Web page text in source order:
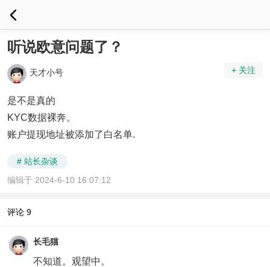
听说欧意问题了？
天才小号 + 关注
是不是真的
KYC数据裸奔。
账户提现地址被添加了白名单.
# 站长杂谈
编辑于 2024-6-10 16:07:12
评论 9
长毛猫
不知道。观望中。